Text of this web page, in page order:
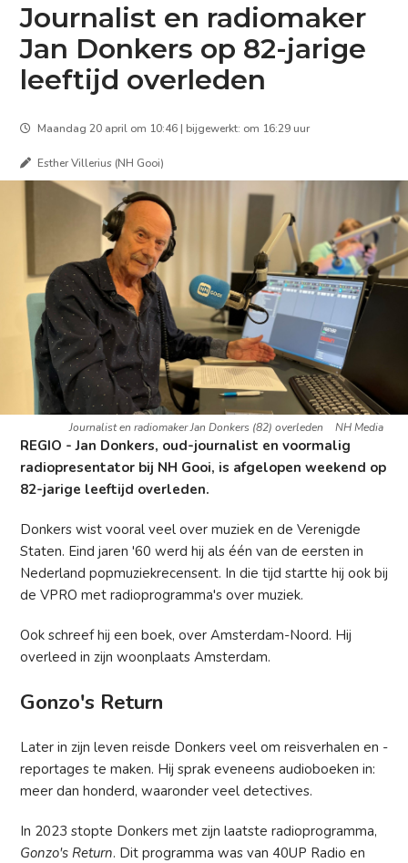
Journalist en radiomaker
Jan Donkers op 82-jarige
leeftijd overleden
Maandag 20 april om 10:46 | bijgewerkt: om 16:29 uur
Esther Villerius (NH Gooi)
Journalist en radiomaker Jan Donkers (82) overleden NH Media
REGIO - Jan Donkers, oud-journalist en voormalig
radiopresentator bij NH Gooi, is afgelopen weekend op
82-jarige leeftijd overleden.
Donkers wist vooral veel over muziek en de Verenigde
Staten. Eind jaren '60 werd hij als één van de eersten in
Nederland popmuziekrecensent. In die tijd startte hij ook bij
de VPRO met radioprogramma's over muziek.
Ook schreef hij een boek, over Amsterdam-Noord. Hij
overleed in zijn woonplaats Amsterdam.
Gonzo's Return
Later in zijn leven reisde Donkers veel om reisverhalen en -
reportages te maken. Hij sprak eveneens audioboeken in:
meer dan honderd, waaronder veel detectives.
In 2023 stopte Donkers met zijn laatste radioprogramma,
Gonzo's Return. Dit programma was van 40UP Radio en